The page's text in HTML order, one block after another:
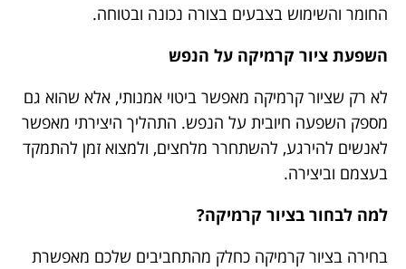
החומר והשימוש בצבעים בצורה נכונה ובטוחה.
השפעת ציור קרמיקה על הנפש
לא רק שציור קרמיקה מאפשר ביטוי אמנותי, אלא שהוא גם
מספק השפעה חיובית על הנפש. התהליך היצירתי מאפשר
לאנשים להירגע, להשתחרר מלחצים, ולמצוא זמן להתמקד
בעצמם וביצירה.
למה לבחור בציור קרמיקה?
בחירה בציור קרמיקה כחלק מהתחביבים שלכם מאפשרת